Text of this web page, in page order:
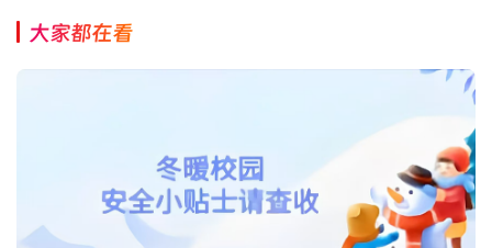
大家都在看